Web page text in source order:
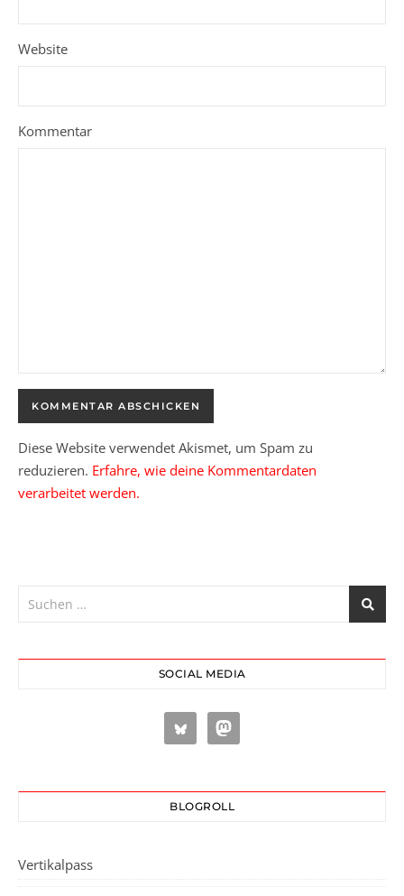
Website
Kommentar
Diese Website verwendet Akismet, um Spam zu
reduzieren. Erfahre, wie deine Kommentardaten
verarbeitet werden.
SOCIAL MEDIA
BLOGROLL
Vertikalpass